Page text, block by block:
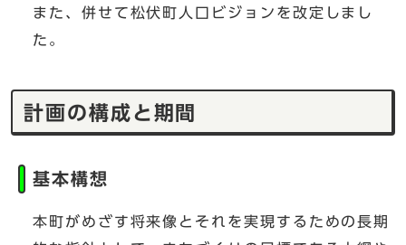
また、併せて松伏町人口ビジョンを改定しまし
た。
計画の構成と期間
基本構想
本町がめざす将来像とそれを実現するための長期